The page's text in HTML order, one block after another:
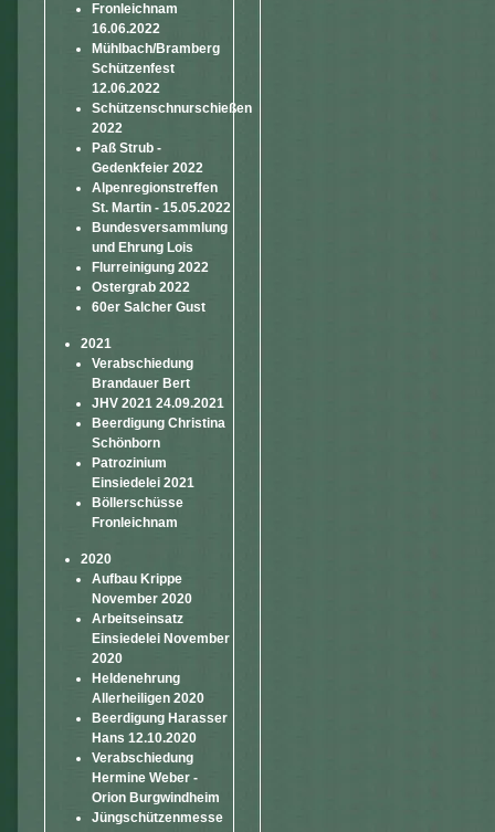
Fronleichnam
16.06.2022
Mühlbach/Bramberg
Schützenfest
12.06.2022
Schützenschnurschießen
2022
Paß Strub -
Gedenkfeier 2022
Alpenregionstreffen
St. Martin - 15.05.2022
Bundesversammlung
und Ehrung Lois
Flurreinigung 2022
Ostergrab 2022
60er Salcher Gust
2021
Verabschiedung
Brandauer Bert
JHV 2021 24.09.2021
Beerdigung Christina
Schönborn
Patrozinium
Einsiedelei 2021
Böllerschüsse
Fronleichnam
2020
Aufbau Krippe
November 2020
Arbeitseinsatz
Einsiedelei November
2020
Heldenehrung
Allerheiligen 2020
Beerdigung Harasser
Hans 12.10.2020
Verabschiedung
Hermine Weber -
Orion Burgwindheim
Jüngschützenmesse